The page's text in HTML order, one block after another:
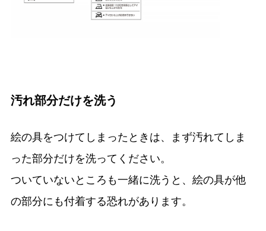
汚れ部分だけを洗う
絵の具をつけてしまったときは、まず汚れてしま
った部分だけを洗ってください。
ついていないところも一緒に洗うと、絵の具が他
の部分にも付着する恐れがあります。